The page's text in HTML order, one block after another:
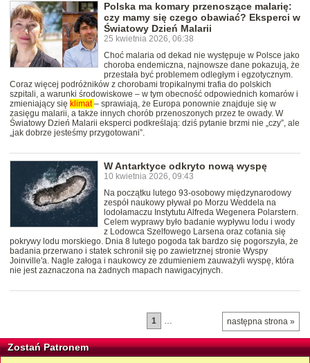
Polska ma komary przenoszące malarię:
czy mamy się czego obawiać? Eksperci w
Światowy Dzień Malarii
25 kwietnia 2026, 06:38
Choć malaria od dekad nie występuje w Polsce jako
choroba endemiczna, najnowsze dane pokazują, że
przestała być problemem odległym i egzotycznym.
Coraz więcej podróżników z chorobami tropikalnymi trafia do polskich
szpitali, a warunki środowiskowe – w tym obecność odpowiednich komarów i
zmieniający się klimat– sprawiają, że Europa ponownie znajduje się w
zasięgu malarii, a także innych chorób przenoszonych przez te owady. W
Światowy Dzień Malarii eksperci podkreślają: dziś pytanie brzmi nie „czy”, ale
„jak dobrze jesteśmy przygotowani”.
W Antarktyce odkryto nową wyspę
10 kwietnia 2026, 09:43
Na początku lutego 93-osobowy międzynarodowy
zespół naukowy pływał po Morzu Weddela na
lodołamaczu Instytutu Alfreda Wegenera Polarstern.
Celem wyprawy było badanie wypływu lodu i wody
z Lodowca Szelfowego Larsena oraz cofania się
pokrywy lodu morskiego. Dnia 8 lutego pogoda tak bardzo się pogorszyła, że
badania przerwano i statek schronił się po zawietrznej stronie Wyspy
Joinville'a. Nagle załoga i naukowcy ze zdumieniem zauważyli wyspę, która
nie jest zaznaczona na żadnych mapach nawigacyjnych.
następna strona »
1 …
Zostań Patronem